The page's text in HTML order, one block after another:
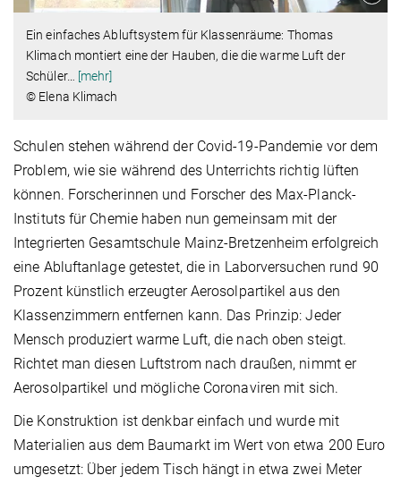
Ein einfaches Abluftsystem für Klassenräume: Thomas
Klimach montiert eine der Hauben, die die warme Luft der
Schüler…
[mehr]
© Elena Klimach
Schulen stehen während der Covid-19-Pandemie vor dem
Problem, wie sie während des Unterrichts richtig lüften
können. Forscherinnen und Forscher des Max-Planck-
Instituts für Chemie haben nun gemeinsam mit der
Integrierten Gesamtschule Mainz-Bretzenheim erfolgreich
eine Abluftanlage getestet, die in Laborversuchen rund 90
Prozent künstlich erzeugter Aerosolpartikel aus den
Klassenzimmern entfernen kann. Das Prinzip: Jeder
Mensch produziert warme Luft, die nach oben steigt.
Richtet man diesen Luftstrom nach draußen, nimmt er
Aerosolpartikel und mögliche Coronaviren mit sich.
Die Konstruktion ist denkbar einfach und wurde mit
Materialien aus dem Baumarkt im Wert von etwa 200 Euro
umgesetzt: Über jedem Tisch hängt in etwa zwei Meter